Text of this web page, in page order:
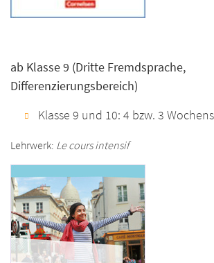
ab Klasse 9 (Dritte Fremdsprache,
Differenzierungsbereich)
Klasse 9 und 10: 4 bzw. 3
Lehrwerk: Le cours intensif